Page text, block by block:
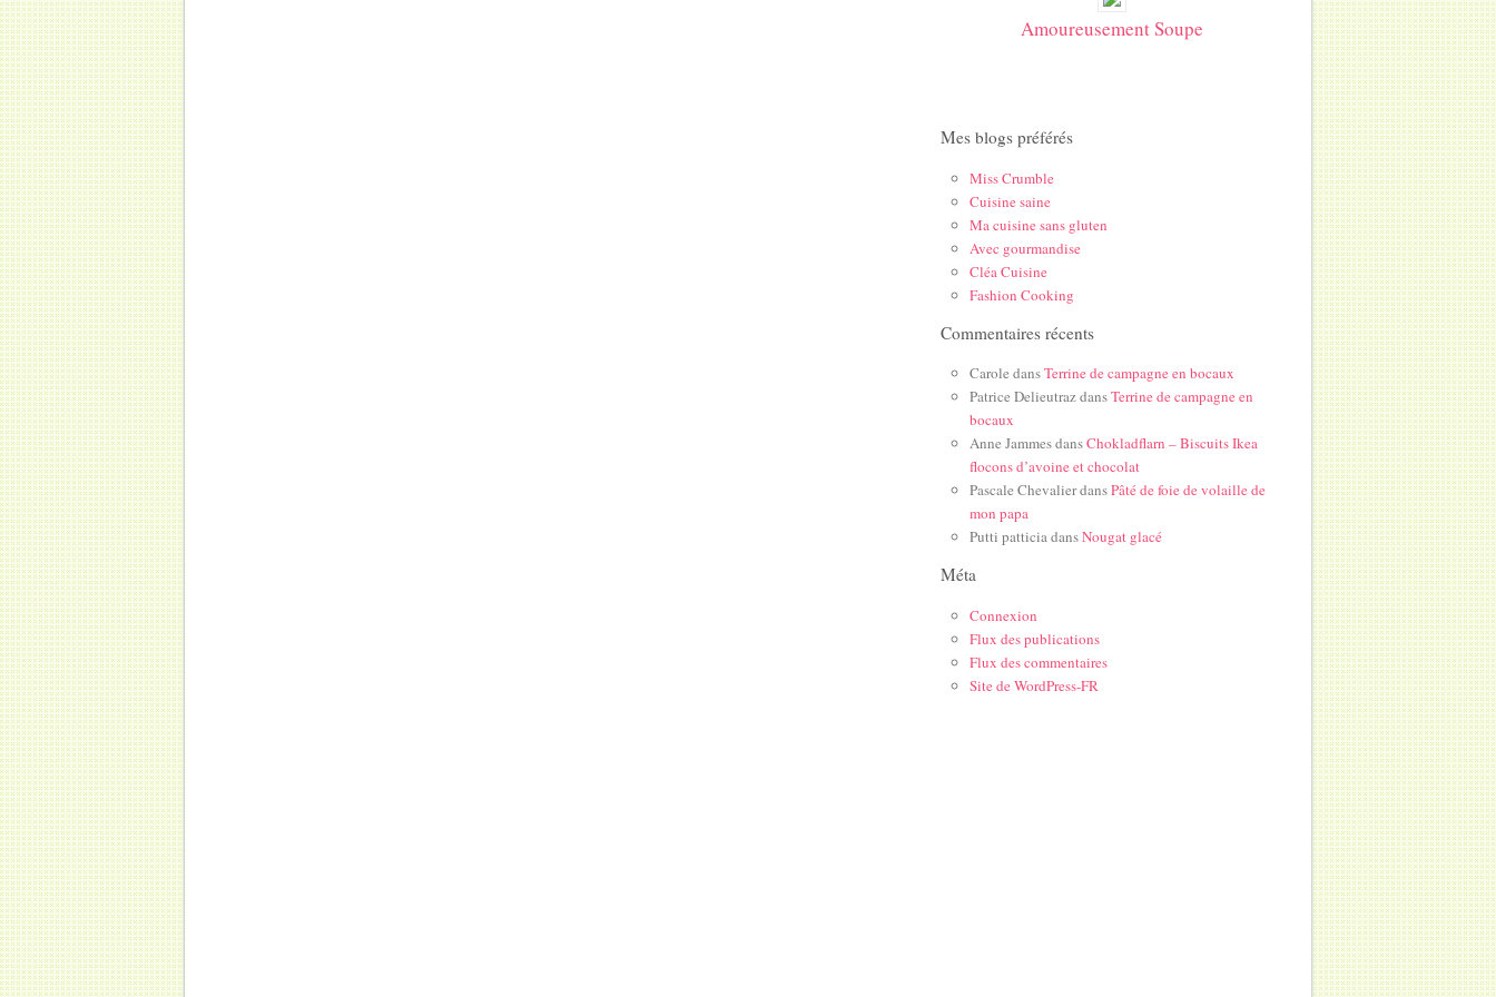
Amoureusement Soupe
Mes blogs préférés
Miss Crumble
Cuisine saine
Ma cuisine sans gluten
Avec gourmandise
Cléa Cuisine
Fashion Cooking
Commentaires récents
Carole dansTerrine de campagne en bocaux
Patrice DelieutrazdansTerrine de campagne en
bocaux
Anne JammesdansChokladflarn – Biscuits Ikea
flocons d’avoine et chocolat
Pascale ChevalierdansPâté de foie de volaille de
mon papa
Putti patticiadansNougat glacé
Méta
Connexion
Flux des publications
Flux des commentaires
Site de WordPress-FR